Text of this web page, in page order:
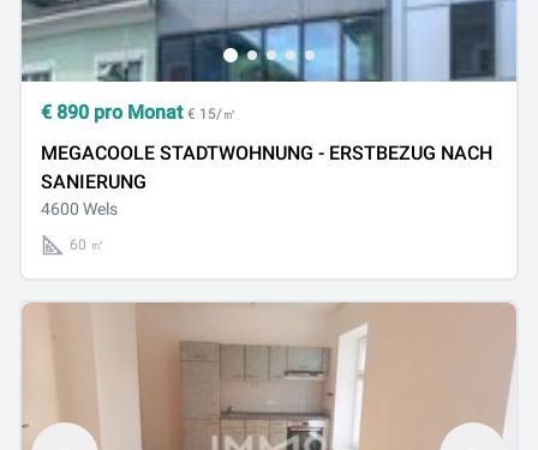
€ 890 pro Monat € 15/㎡
MEGACOOLE STADTWOHNUNG - ERSTBEZUG NACH
SANIERUNG
4600 Wels
60 ㎡